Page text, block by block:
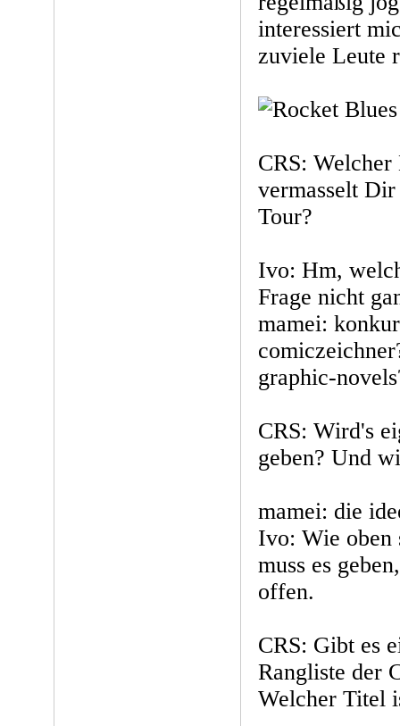
interessiert
zuviele Leute
CRS:
vermasselt
Tour?
Ivo: Hm,
Frage nicht
mamei:
graphic-
CRS: Wird's
geben? Und
mamei: die
Ivo: Wie oben
muss es
offen.
CRS: Gibt es
Rangliste der
Welcher Titel